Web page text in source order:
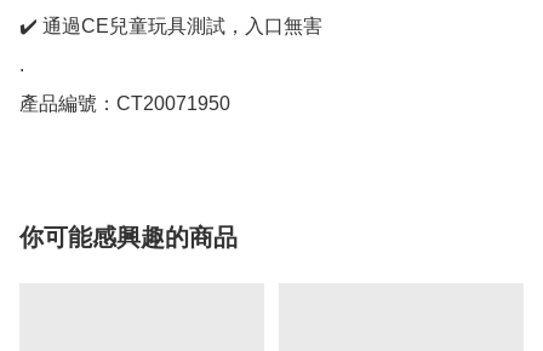
✔️ 通過CE兒童玩具測試，入口無害
.
產品編號：CT20071950
你可能感興趣的商品